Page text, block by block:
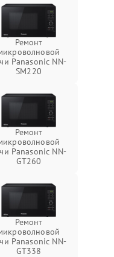
Ремонт
Panasonic NN-
SM220
Ремонт
Panasonic NN-
GT260
Ремонт
Panasonic NN-
GT338